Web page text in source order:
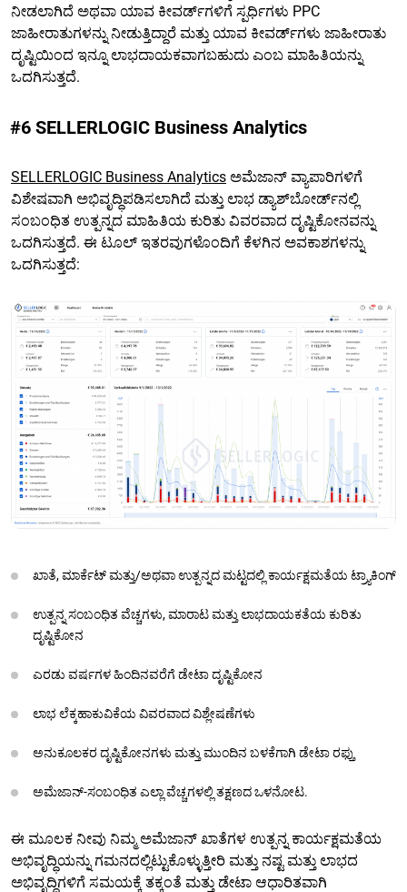
ನೀಡಲಾಗಿದೆ ಅಥವಾ ಯಾವ ಕೀವರ್ಡ್‌ಗಳಿಗೆ ಸ್ಪರ್ಧಿಗಳು PPC
ಜಾಹೀರಾತುಗಳನ್ನು ನೀಡುತ್ತಿದ್ದಾರೆ ಮತ್ತು ಯಾವ ಕೀವರ್ಡ್‌ಗಳು ಜಾಹೀರಾತು
ದೃಷ್ಟಿಯಿಂದ ಇನ್ನೂ ಲಾಭದಾಯಕವಾಗಬಹುದು ಎಂಬ ಮಾಹಿತಿಯನ್ನು
ಒದಗಿಸುತ್ತದೆ.
#6 SELLERLOGIC Business Analytics
SELLERLOGIC Business Analytics ಅಮೆಜಾನ್ ವ್ಯಾಪಾರಿಗಳಿಗೆ
ವಿಶೇಷವಾಗಿ ಅಭಿವೃದ್ಧಿಪಡಿಸಲಾಗಿದೆ ಮತ್ತು ಲಾಭ ಡ್ಯಾಶ್‌ಬೋರ್ಡ್‌ನಲ್ಲಿ
ಸಂಬಂಧಿತ ಉತ್ಪನ್ನದ ಮಾಹಿತಿಯ ಕುರಿತು ವಿವರವಾದ ದೃಷ್ಟಿಕೋನವನ್ನು
ಒದಗಿಸುತ್ತದೆ. ಈ ಟೂಲ್ ಇತರವುಗಳೊಂದಿಗೆ ಕೆಳಗಿನ ಅವಕಾಶಗಳನ್ನು
ಒದಗಿಸುತ್ತದೆ:
ಖಾತೆ, ಮಾರ್ಕೆಟ್ ಮತ್ತು/ಅಥವಾ ಉತ್ಪನ್ನದ ಮಟ್ಟದಲ್ಲಿ ಕಾರ್ಯಕ್ಷಮತೆಯ ಟ್ರ್ಯಾಕಿಂಗ್
ಉತ್ಪನ್ನ ಸಂಬಂಧಿತ ವೆಚ್ಚಗಳು, ಮಾರಾಟ ಮತ್ತು ಲಾಭದಾಯಕತೆಯ ಕುರಿತು
ದೃಷ್ಟಿಕೋನ
ಎರಡು ವರ್ಷಗಳ ಹಿಂದಿನವರೆಗೆ ಡೇಟಾ ದೃಷ್ಟಿಕೋನ
ಲಾಭ ಲೆಕ್ಕಹಾಕುವಿಕೆಯ ವಿವರವಾದ ವಿಶ್ಲೇಷಣೆಗಳು
ಅನುಕೂಲಕರ ದೃಷ್ಟಿಕೋನಗಳು ಮತ್ತು ಮುಂದಿನ ಬಳಕೆಗಾಗಿ ಡೇಟಾ ರಫ್ತು
ಅಮೆಜಾನ್-ಸಂಬಂಧಿತ ಎಲ್ಲಾ ವೆಚ್ಚಗಳಲ್ಲಿ ತಕ್ಷಣದ ಒಳನೋಟ.
ಈ ಮೂಲಕ ನೀವು ನಿಮ್ಮ ಅಮೆಜಾನ್ ಖಾತೆಗಳ ಉತ್ಪನ್ನ ಕಾರ್ಯಕ್ಷಮತೆಯ
ಅಭಿವೃದ್ಧಿಯನ್ನು ಗಮನದಲ್ಲಿಟ್ಟುಕೊಳ್ಳುತ್ತೀರಿ ಮತ್ತು ನಷ್ಟ ಮತ್ತು ಲಾಭದ
ಅಭಿವೃದ್ಧಿಗಳಿಗೆ ಸಮಯಕ್ಕೆ ತಕ್ಕಂತೆ ಮತ್ತು ಡೇಟಾ ಆಧಾರಿತವಾಗಿ